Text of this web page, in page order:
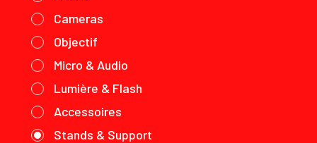
Cameras
Objectif
Micro & Audio
Lumière & Flash
Accessoires
Stands & Support